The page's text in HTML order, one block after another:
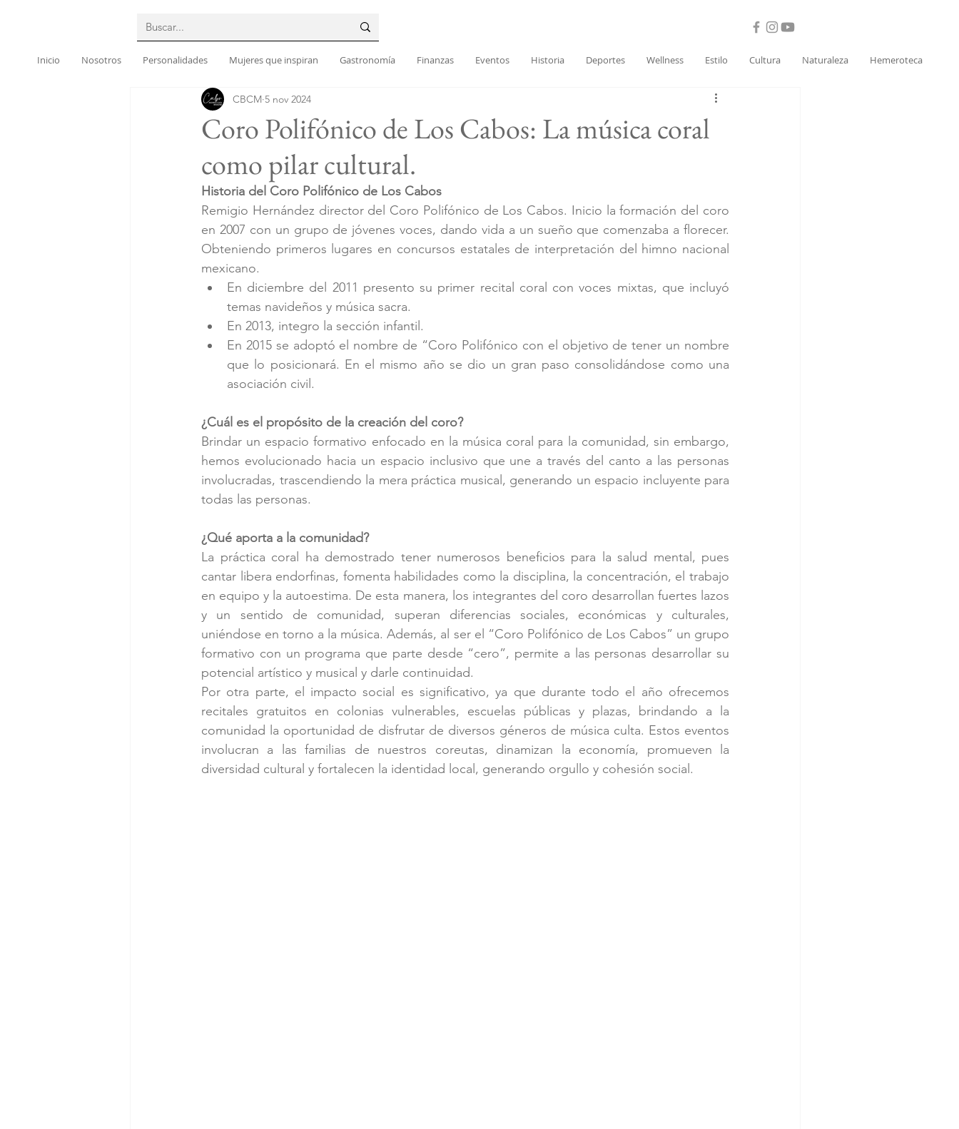
Inicio Nosotros Personalidades Mujeres que inspiran Gastronomía Finanzas Eventos Historia Deportes Wellness Estilo Cultura Naturaleza Hemeroteca
Coro Polifónico de Los Cabos: La música coral
como pilar cultural.
CBCM 5 nov 2024
Historia del Coro Polifónico de Los Cabos
Remigio Hernández director del Coro Polifónico de Los Cabos. Inicio la formación del coro
en 2007 con un grupo de jóvenes voces, dando vida a un sueño que comenzaba a florecer.
Obteniendo primeros lugares en concursos estatales de interpretación del himno nacional
mexicano.
En diciembre del 2011 presento su primer recital coral con voces mixtas, que incluyó
temas navideños y música sacra.
En 2013, integro la sección infantil.
En 2015 se adoptó el nombre de “Coro Polifónico con el objetivo de tener un nombre
que lo posicionará. En el mismo año se dio un gran paso consolidándose como una
asociación civil.
¿Cuál es el propósito de la creación del coro?
Brindar un espacio formativo enfocado en la música coral para la comunidad, sin embargo,
hemos evolucionado hacia un espacio inclusivo que une a través del canto a las personas
involucradas, trascendiendo la mera práctica musical, generando un espacio incluyente para
todas las personas.
¿Qué aporta a la comunidad?
La práctica coral ha demostrado tener numerosos beneficios para la salud mental, pues
cantar libera endorfinas, fomenta habilidades como la disciplina, la concentración, el trabajo
en equipo y la autoestima. De esta manera, los integrantes del coro desarrollan fuertes lazos
y un sentido de comunidad, superan diferencias sociales, económicas y culturales,
uniéndose en torno a la música. Además, al ser el “Coro Polifónico de Los Cabos” un grupo
formativo con un programa que parte desde “cero”, permite a las personas desarrollar su
potencial artístico y musical y darle continuidad.
Por otra parte, el impacto social es significativo, ya que durante todo el año ofrecemos
recitales gratuitos en colonias vulnerables, escuelas públicas y plazas, brindando a la
comunidad la oportunidad de disfrutar de diversos géneros de música culta. Estos eventos
involucran a las familias de nuestros coreutas, dinamizan la economía, promueven la
diversidad cultural y fortalecen la identidad local, generando orgullo y cohesión social.